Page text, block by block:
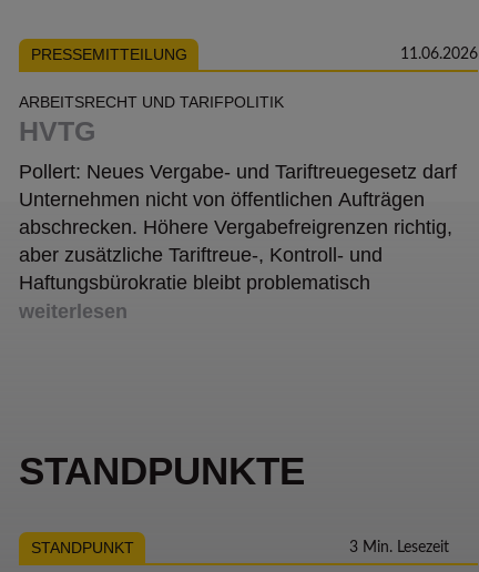
PRESSEMITTEILUNG 11.06.2026
ARBEITSRECHT UND TARIFPOLITIK
HVTG
Pollert: Neues Vergabe- und Tariftreuegesetz darf
Unternehmen nicht von öffentlichen Aufträgen
abschrecken. Höhere Vergabefreigrenzen richtig,
aber zusätzliche Tariftreue-, Kontroll- und
Haftungsbürokratie bleibt problematisch
weiterlesen
STANDPUNKTE
STANDPUNKT 3 Min. Lesezeit